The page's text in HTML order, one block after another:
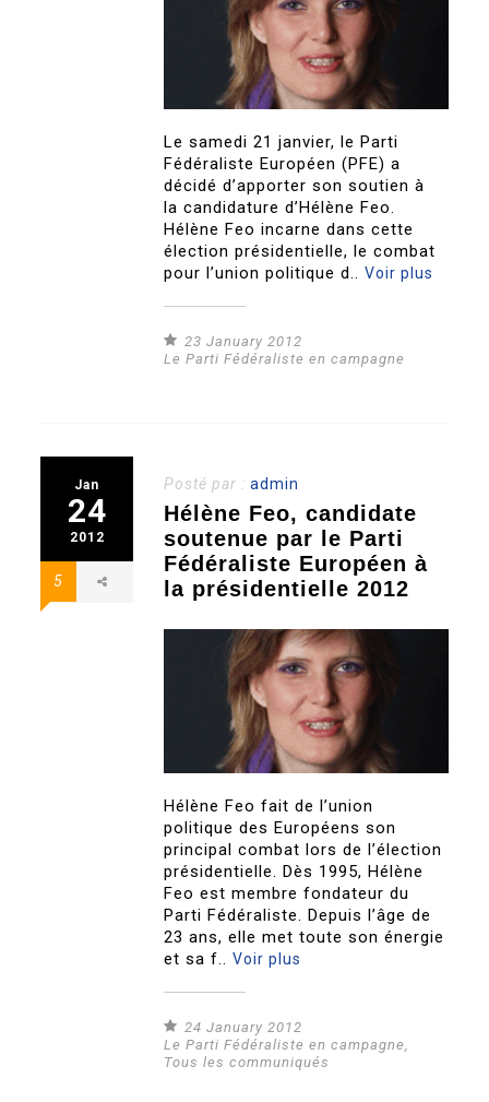
Le samedi 21 janvier, le Parti
Fédéraliste Européen (PFE) a
décidé d’apporter son soutien à
la candidature d’Hélène Feo.
Hélène Feo incarne dans cette
élection présidentielle, le combat
pour l’union politique d..Voir plus
23 January 2012
Le Parti Fédéraliste en campagne
Jan
24
2012
5
Posté par :admin
Hélène Feo, candidate
soutenue par le Parti
Fédéraliste Européen à
la présidentielle 2012
Hélène Feo fait de l’union
politique des Européens son
principal combat lors de l’élection
présidentielle. Dès 1995, Hélène
Feo est membre fondateur du
Parti Fédéraliste. Depuis l’âge de
23 ans, elle met toute son énergie
et sa f..Voir plus
24 January 2012
Le Parti Fédéraliste en campagne
Tous les communiqués